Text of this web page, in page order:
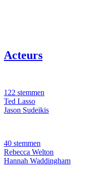
Acteurs
122 stemmen
Ted Lasso
Jason Sudeikis
40 stemmen
Rebecca Welton
Hannah Waddingham